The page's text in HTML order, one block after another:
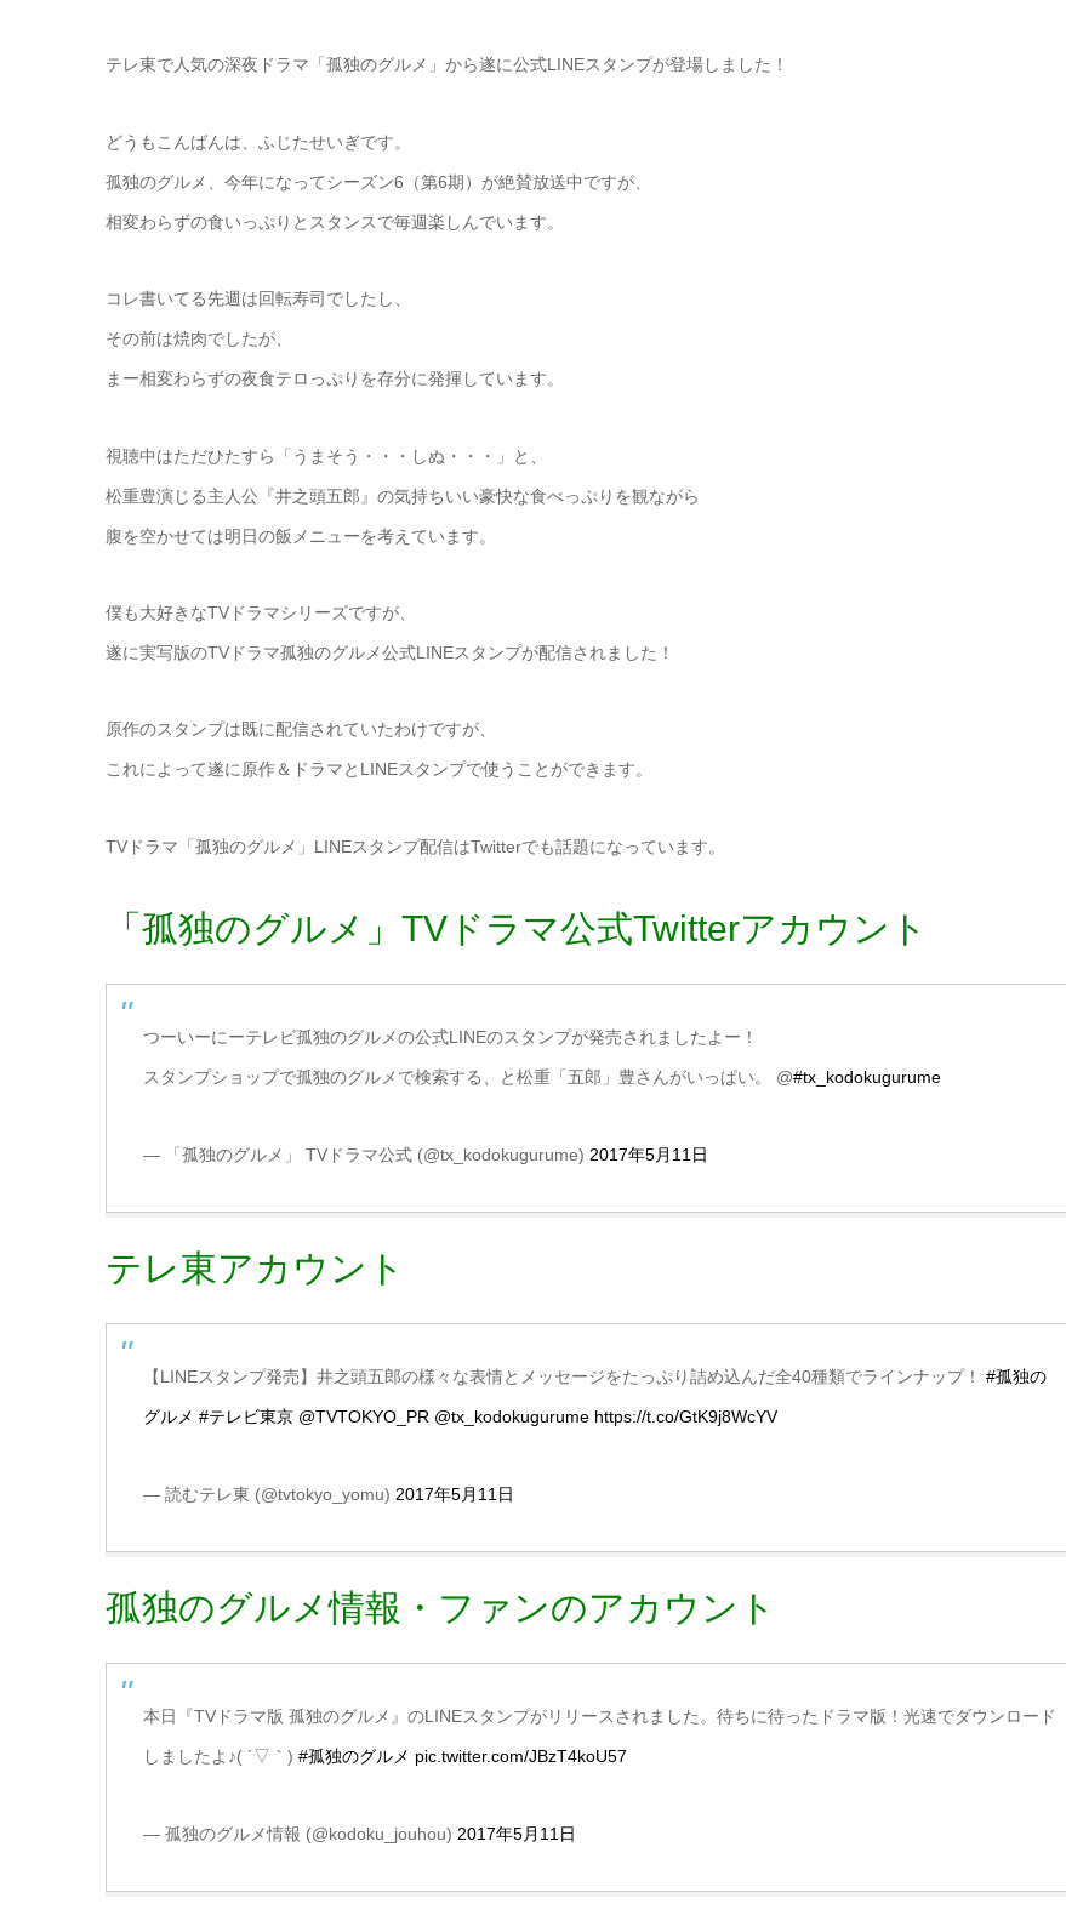
テレ東で人気の深夜ドラマ「孤独のグルメ」から遂に公式LINEスタンプが登場しました！
どうもこんばんは、ふじたせいぎです。
孤独のグルメ、今年になってシーズン6（第6期）が絶賛放送中ですが、
相変わらずの食いっぷりとスタンスで毎週楽しんでいます。
コレ書いてる先週は回転寿司でしたし、
その前は焼肉でしたが、
まー相変わらずの夜食テロっぷりを存分に発揮しています。
視聴中はただひたすら「うまそう・・・しぬ・・・」と、
松重豊演じる主人公『井之頭五郎』の気持ちいい豪快な食べっぷりを観ながら
腹を空かせては明日の飯メニューを考えています。
僕も大好きなTVドラマシリーズですが、
遂に実写版のTVドラマ孤独のグルメ公式LINEスタンプが配信されました！
原作のスタンプは既に配信されていたわけですが、
これによって遂に原作＆ドラマとLINEスタンプで使うことができます。
TVドラマ「孤独のグルメ」LINEスタンプ配信はTwitterでも話題になっています。
「孤独のグルメ」TVドラマ公式Twitterアカウント
つーいーにーテレビ孤独のグルメの公式LINEのスタンプが発売されましたよー！
スタンプショップで孤独のグルメで検索する、と松重「五郎」豊さんがいっぱい。 @#tx_kodokugurume
— 「孤独のグルメ」 TVドラマ公式 (@tx_kodokugurume) 2017年5月11日
テレ東アカウント
【LINEスタンプ発売】井之頭五郎の様々な表情とメッセージをたっぷり詰め込んだ全40種類でラインナップ！ #孤独の
グルメ #テレビ東京 @TVTOKYO_PR @tx_kodokugurume https://t.co/GtK9j8WcYV
— 読むテレ東 (@tvtokyo_yomu) 2017年5月11日
孤独のグルメ情報・ファンのアカウント
本日『TVドラマ版 孤独のグルメ』のLINEスタンプがリリースされました。待ちに待ったドラマ版！光速でダウンロード
しましたよ♪( ´▽｀) #孤独のグルメ pic.twitter.com/JBzT4koU57
— 孤独のグルメ情報 (@kodoku_jouhou) 2017年5月11日